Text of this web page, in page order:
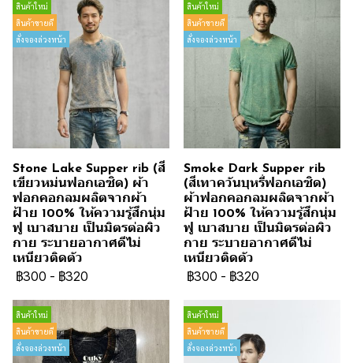
สินค้าใหม่
สินค้าขายดี
สั่งจองล่วงหน้า
Stone Lake Supper rib (สี
เขียวหม่นฟอกเอซิด) ผ้า
ฟอกคอกลมผลิตจากผ้า
ฝ้าย 100% ให้ความรู้สึกนุ่ม
ฟู เบาสบาย เป็นมิตรต่อผิว
กาย ระบายอากาศดีไม่
เหนียวติดตัว
฿300 - ฿320
สินค้าใหม่
สินค้าขายดี
สั่งจองล่วงหน้า
Smoke Dark Supper rib
(สีเทาควันบุหรี่ฟอกเอซิด)
ผ้าฟอกคอกลมผลิตจากผ้า
ฝ้าย 100% ให้ความรู้สึกนุ่ม
ฟู เบาสบาย เป็นมิตรต่อผิว
กาย ระบายอากาศดีไม่
เหนียวติดตัว
฿300 - ฿320
สินค้าใหม่
สินค้าขายดี
สั่งจองล่วงหน้า
สินค้าใหม่
สินค้าขายดี
สั่งจองล่วงหน้า